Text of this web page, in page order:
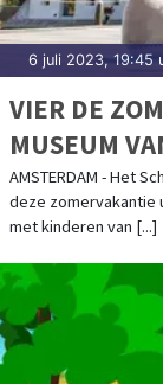
6 juli 2023, 19:45
VIER DE
MUSEUM
AMSTERDAM - Het
deze zomervakantie
met kinderen van [...]